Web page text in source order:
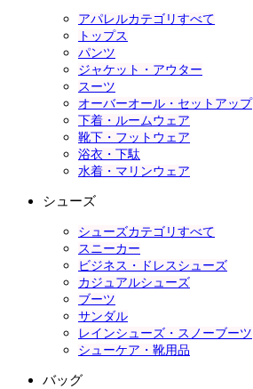
アパレルカテゴリすべて
トップス
パンツ
ジャケット・アウター
スーツ
オーバーオール・セットアップ
下着・ルームウェア
靴下・フットウェア
浴衣・下駄
水着・マリンウェア
シューズ
シューズカテゴリすべて
スニーカー
ビジネス・ドレスシューズ
カジュアルシューズ
ブーツ
サンダル
レインシューズ・スノーブーツ
シューケア・靴用品
バッグ